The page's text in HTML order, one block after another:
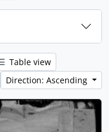
Table view
Direction: Ascending